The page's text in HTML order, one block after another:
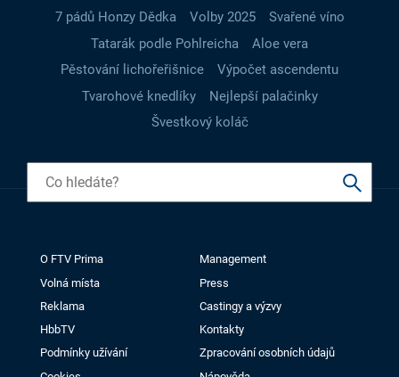
7 pádů Honzy Dědka
Volby 2025
Svařené víno
Tatarák podle Pohlreicha
Aloe vera
Pěstování lichořeřišnice
Výpočet ascendentu
Tvarohové knedlíky
Nejlepší palačinky
Švestkový koláč
O FTV Prima
Management
Volná místa
Press
Reklama
Castingy a výzvy
HbbTV
Kontakty
Podmínky užívání
Zpracování osobních údajů